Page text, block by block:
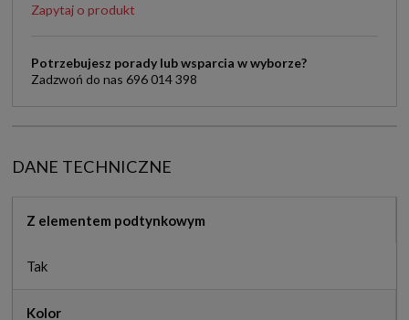
Zapytaj o produkt
Potrzebujesz porady lub wsparcia w wyborze?
Zadzwoń do nas 696 014 398
DANE TECHNICZNE
Z elementem podtynkowym
Tak
Kolor